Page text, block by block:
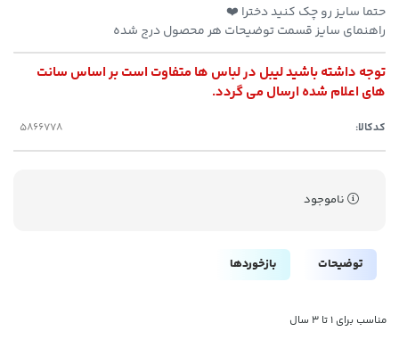
حتما سایز رو چک کنید دخترا ❤️
راهنمای سایز قسمت توضیحات هر محصول درج شده
توجه داشته باشید لیبل در لباس ها متفاوت است بر اساس سانت
های اعلام شده ارسال می گردد.
کدکالا:
ناموجود
توضیحات بازخوردها
مناسب برای ۱ تا ۳ سال